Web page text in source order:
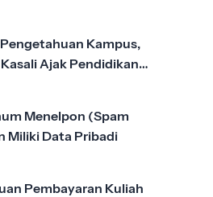
Kampus,
Ajak Pendidikan
Menelpon (Spam
Miliki Data Pribadi
Pembayaran Kuliah